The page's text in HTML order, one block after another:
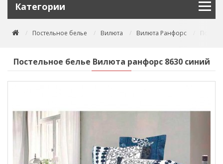
Категории
Постельное белье Вилюта Вилюта Ранфорс
Постельное белье Вилюта ранфорс 8630 синий